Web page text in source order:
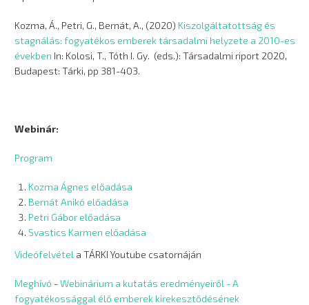
Kozma, Á., Petri, G., Bernát, A., (2020) Kiszolgáltatottság és
stagnálás: fogyatékos emberek társadalmi helyzete a 2010-es
években In: Kolosi, T., Tóth I. Gy. (eds.): Társadalmi riport 2020,
Budapest: Tárki, pp 381-403.
Webinár:
Program
Kozma Ágnes előadása
Bernát Anikó előadása
Petri Gábor előadása
Svastics Karmen előadása
Videófelvétel a TÁRKI Youtube csatornáján
Meghívó -Webinárium a kutatás eredményeiről - A
fogyatékossággal élő emberek kirekesztődésének